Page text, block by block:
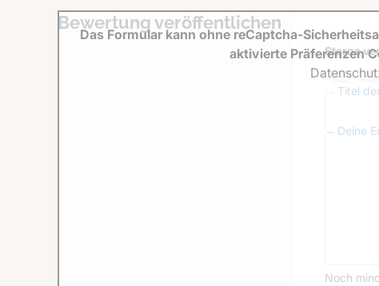
Bewertung veröffentlichen
Sterne
Titel
Deine
Noch
Das Formular kann ohne reCaptcha-
aktivierte Präferenzen